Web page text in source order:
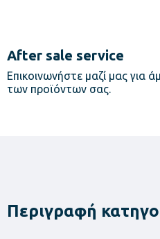
After sale service
Επικοινωνήστε μαζί μας για
των προϊόντων σας.
Περιγραφή